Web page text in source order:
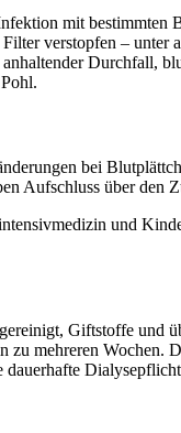
mit bestimmten
verstopfen – unter
Durchfall,
bei
Aufschluss über den
und
Giftstoffe und
zu mehreren
Dialysepflicht